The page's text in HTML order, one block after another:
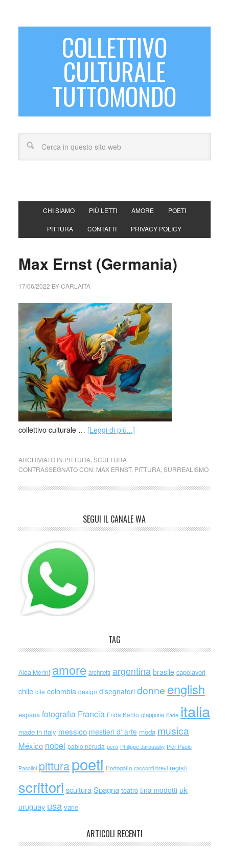
COLLETTIVO
CULTURALE
TUTTOMONDO
CHI SIAMO PIÙ LETTI AMORE POETI
PITTURA CONTATTI PRIVACY POLICY
Max Ernst (Germania)
17/06/2022 BYCARLAITA
collettivo culturale … [Leggi di più...]
ARCHIVIATO IN:PITTURA, SCULTURA
CONTRASSEGNATO CON: MAX ERNST, PITTURA, SURREALISMO
SEGUI IL CANALE WA
TAG
Alda Merini amore architetti argentina brasile capolavori
chile cile colombia design disegnatori donne english
espana fotografia Francia Frida Kahlo giappone iliade italia
made in italy messico mestieri d' arte moda musica
México nobel pablo neruda perù Philippe Jaroussky Pier Paolo
Pasolini pitturapoeti Portogallo racconti brevi registi
scrittori scultura Spagna teatro tina modotti uk
uruguay usa varie
ARTICOLI RECENTI